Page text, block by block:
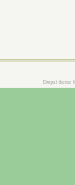
Drupal theme